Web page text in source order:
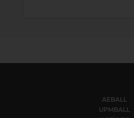
AEBALL
UPMBALL